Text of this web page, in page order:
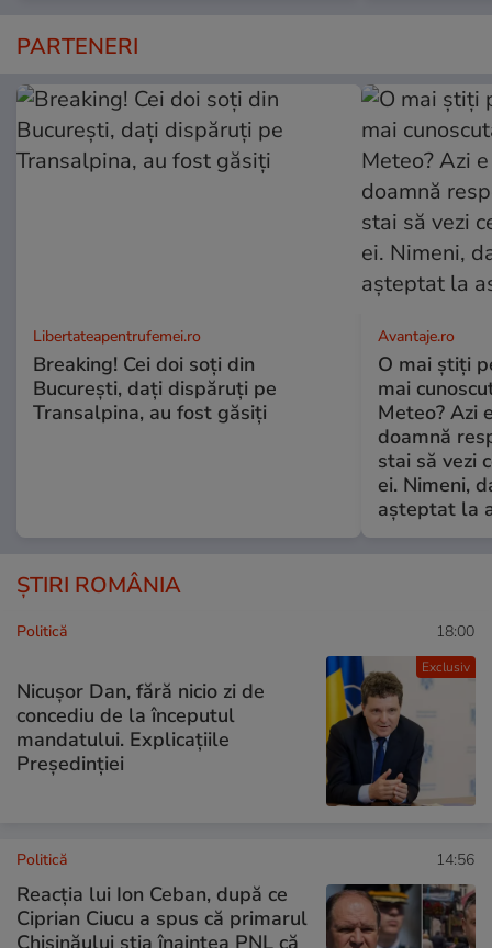
PARTENERI
Libertateapentrufemei.ro
Breaking! Cei doi soți din
București, dați dispăruți pe
Transalpina, au fost găsiți
Avantaje.ro
O mai știți
mai
Meteo? Azi
doamnă
stai să vezi
ei. Nimeni,
așteptat la
ȘTIRI ROMÂNIA
Exclusiv
Politică 18:00
Nicușor Dan, fără nicio zi de
concediu de la începutul
mandatului. Explicațiile
Președinției
Politică 14:56
Reacția lui Ion Ceban, după ce
Ciprian Ciucu a spus că primarul